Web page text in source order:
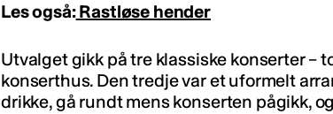
Les også:Rastløse hender
Utvalget gikk på tre klassiske konserter –
konserthus. Den tredje var et uformelt
drikke, gå rundt mens konserten pågikk,